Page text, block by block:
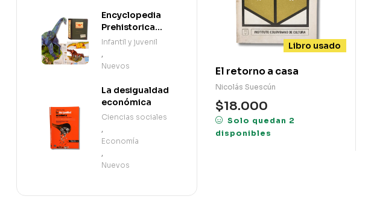
Libro usado
El retorno a casa
Nicolás Suescún
$18.000
Solo quedan 2
disponibles
Encyclopedia
Prehistorica
Dinosaurs: The
Up (en Inglés)
Infantil y juvenil
,
Nuevos
La desigualdad
económica
Ciencias sociales
,
Economía
,
Nuevos